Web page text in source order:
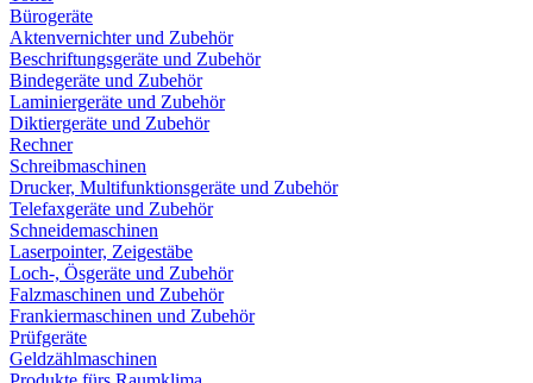
Bürogeräte
Aktenvernichter und Zubehör
Beschriftungsgeräte und Zubehör
Bindegeräte und Zubehör
Laminiergeräte und Zubehör
Diktiergeräte und Zubehör
Rechner
Schreibmaschinen
Drucker, Multifunktionsgeräte und Zubehör
Telefaxgeräte und Zubehör
Schneidemaschinen
Laserpointer, Zeigestäbe
Loch-, Ösgeräte und Zubehör
Falzmaschinen und Zubehör
Frankiermaschinen und Zubehör
Prüfgeräte
Geldzählmaschinen